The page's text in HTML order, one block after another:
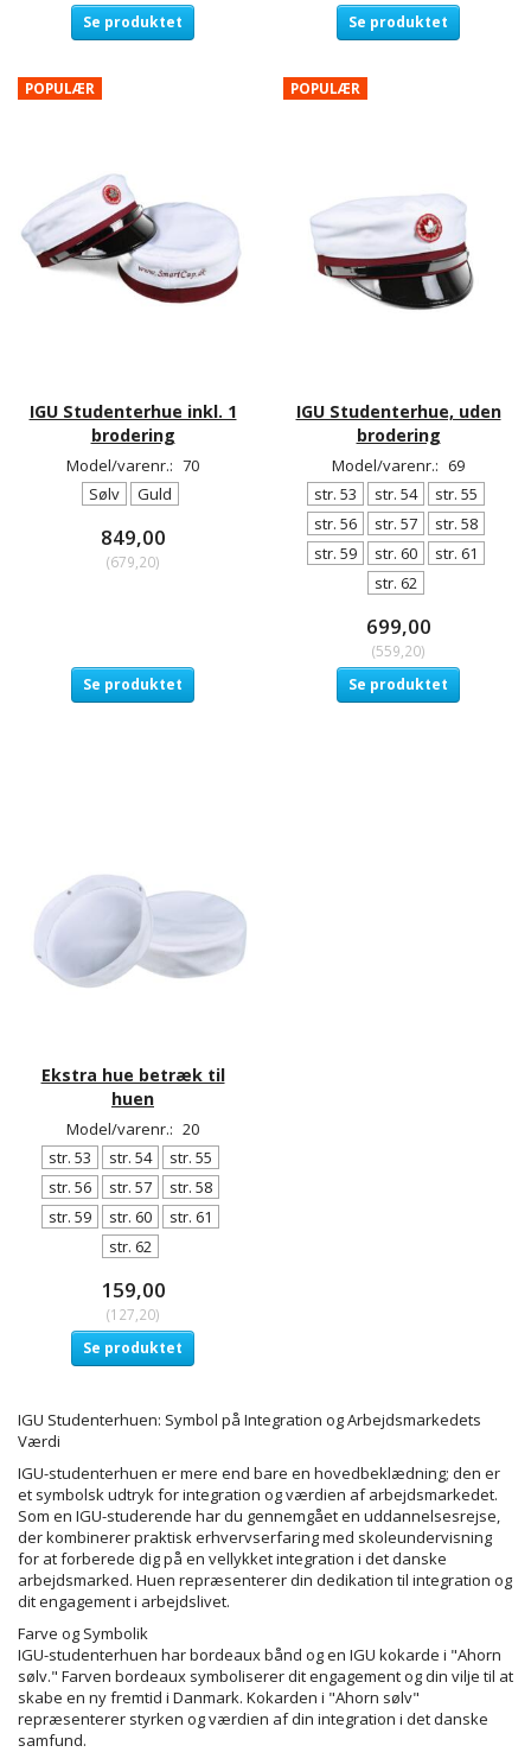
Se produktet Se produktet
POPULÆR
IGU Studenterhue inkl. 1
brodering
Model/varenr.: 70
Sølv
Guld
849,00
(679,20)
Se produktet
POPULÆR
IGU Studenterhue, uden
brodering
Model/varenr.: 69
str. 53
str. 54
str. 55
str. 56
str. 57
str. 58
str. 59
str. 60
str. 61
str. 62
699,00
(559,20)
Se produktet
Ekstra hue betræk til
huen
Model/varenr.: 20
str. 53
str. 54
str. 55
str. 56
str. 57
str. 58
str. 59
str. 60
str. 61
str. 62
159,00
(127,20)
Se produktet
IGU Studenterhuen: Symbol på Integration og Arbejdsmarkedets
Værdi
IGU-studenterhuen er mere end bare en hovedbeklædning; den er
et symbolsk udtryk for integration og værdien af arbejdsmarkedet.
Som en IGU-studerende har du gennemgået en uddannelsesrejse,
der kombinerer praktisk erhvervserfaring med skoleundervisning
for at forberede dig på en vellykket integration i det danske
arbejdsmarked. Huen repræsenterer din dedikation til integration og
dit engagement i arbejdslivet.
Farve og Symbolik
IGU-studenterhuen har bordeaux bånd og en IGU kokarde i "Ahorn
sølv." Farven bordeaux symboliserer dit engagement og din vilje til at
skabe en ny fremtid i Danmark. Kokarden i "Ahorn sølv"
repræsenterer styrken og værdien af din integration i det danske
samfund.